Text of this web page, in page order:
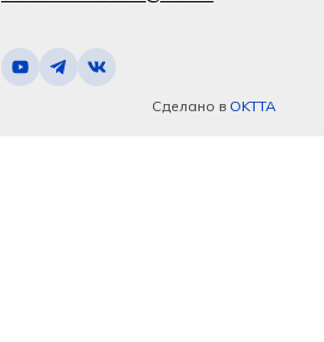
Сделано в OKTTA